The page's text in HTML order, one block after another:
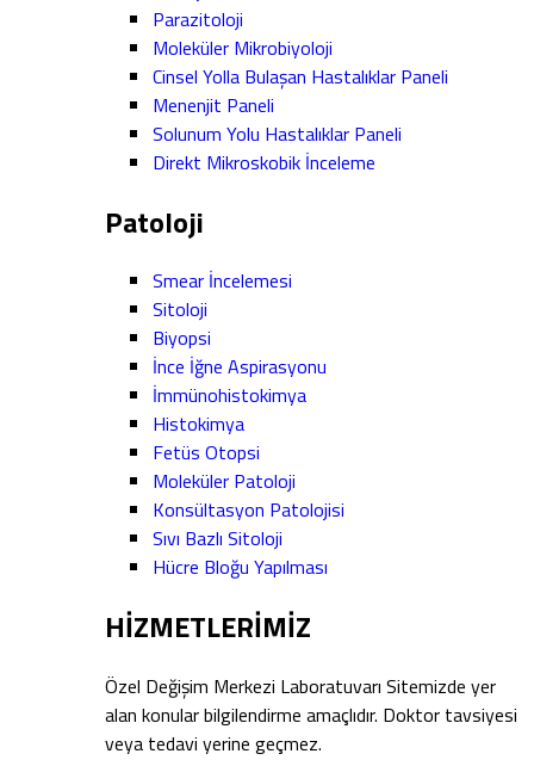
Parazitoloji
Moleküler Mikrobiyoloji
Cinsel Yolla Bulaşan Hastalıklar Paneli
Menenjit Paneli
Solunum Yolu Hastalıklar Paneli
Direkt Mikroskobik İnceleme
Patoloji
Smear İncelemesi
Sitoloji
Biyopsi
İnce İğne Aspirasyonu
İmmünohistokimya
Histokimya
Fetüs Otopsi
Moleküler Patoloji
Konsültasyon Patolojisi
Sıvı Bazlı Sitoloji
Hücre Bloğu Yapılması
HİZMETLERİMİZ
Özel Değişim Merkezi Laboratuvarı Sitemizde yer
alan konular bilgilendirme amaçlıdır. Doktor tavsiyesi
veya tedavi yerine geçmez.